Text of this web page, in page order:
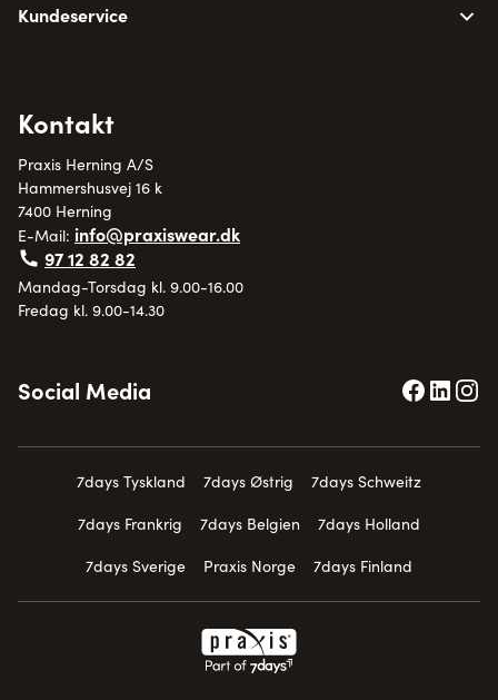
Kundeservice
Kontakt
Praxis Herning A/S
Hammershusvej 16 k
7400 Herning
E-Mail: info@praxiswear.dk
97 12 82 82
Mandag-Torsdag kl. 9.00-16.00
Fredag kl. 9.00-14.30
Social Media
7days Tyskland 7days Østrig
7days Schweitz
7days Frankrig
7days Belgien
7days Holland
7days Sverige
Praxis Norge 7days Finland